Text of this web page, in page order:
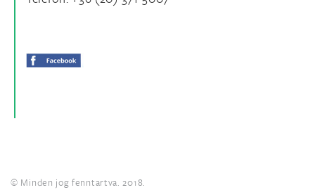
© Minden jog fenntartva. 2018.